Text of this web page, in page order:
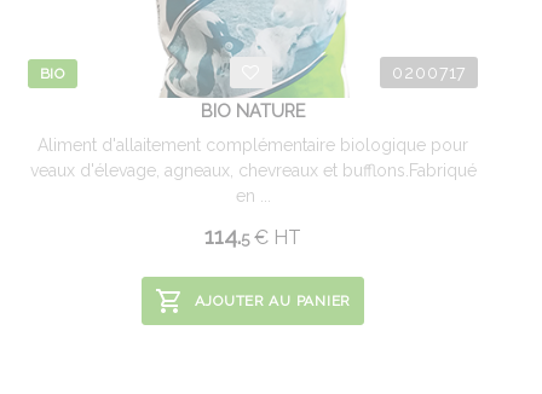
BIO 0200717
BIO NATURE
Aliment d'allaitement complémentaire biologique pour
veaux d'élevage, agneaux, chevreaux et bufflons.Fabriqué
en ...
114.5 € HT
AJOUTER AU PANIER